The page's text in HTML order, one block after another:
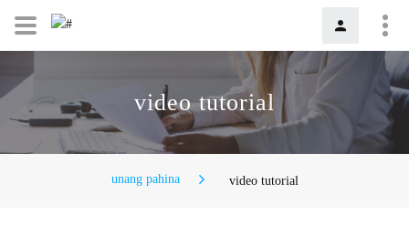
video tutorial
unang pahina video tutorial